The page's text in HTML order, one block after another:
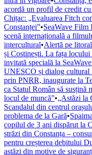
acordă un profil de credit
Chițac: „Evaluarea Fitch
Constanței”•SeaWave Film
scenă internațională a
intercultural•Alertă pe
și Costinești. La fața
invitată specială la
UNESCO și dialog cultural
prin PNRR, inaugurate la
ca Statul Român să susțină
locul de muncă”•„Astăzi la
Scandalul din centrul
problema de la Gară•
copilul de 3 ani dispărut la
străzi din Constanța –
pentru creșterea debitului
astăzi din motive de